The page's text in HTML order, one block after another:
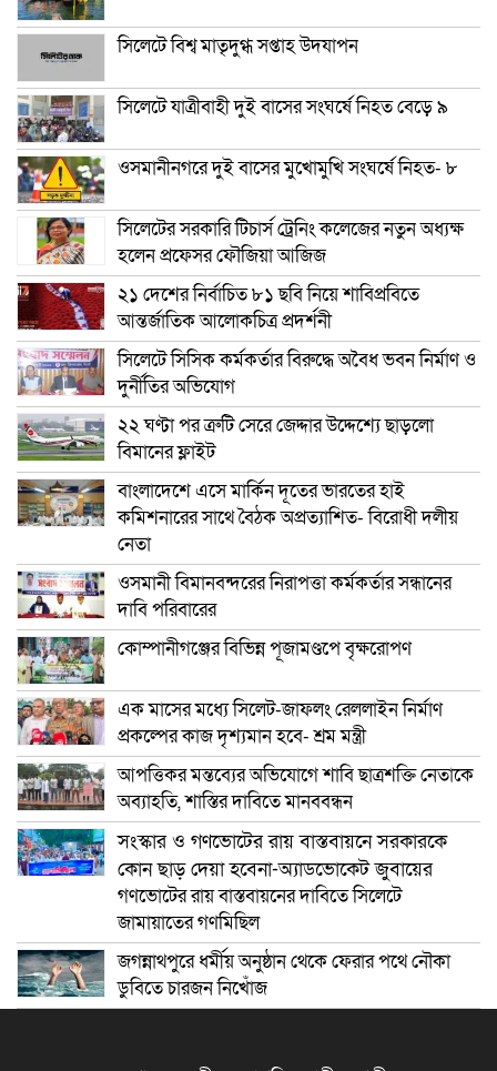
সিলেটে বিশ্ব মাতৃদুগ্ধ সপ্তাহ উদযাপন
সিলেটে যাত্রীবাহী দুই বাসের সংঘর্ষে নিহত বেড়ে ৯
ওসমানীনগরে দুই বাসের মুখোমুখি সংঘর্ষে নিহত- ৮
সিলেটের সরকারি টিচার্স ট্রেনিং কলেজের নতুন অধ্যক্ষ
হলেন প্রফেসর ফৌজিয়া আজিজ
২১ দেশের নির্বাচিত ৮১ ছবি নিয়ে শাবিপ্রবিতে
আন্তর্জাতিক আলোকচিত্র প্রদর্শনী
সিলেটে সিসিক কর্মকর্তার বিরুদ্ধে অবৈধ ভবন নির্মাণ ও
দুর্নীতির অভিযোগ
২২ ঘণ্টা পর ত্রুটি সেরে জেদ্দার উদ্দেশ্যে ছাড়লো
বিমানের ফ্লাইট
বাংলাদেশে এসে মার্কিন দূতের ভারতের হাই
কমিশনারের সাথে বৈঠক অপ্রত্যাশিত- বিরোধী দলীয়
নেতা
ওসমানী বিমানবন্দরের নিরাপত্তা কর্মকর্তার সন্ধানের
দাবি পরিবারের
কোম্পানীগঞ্জের বিভিন্ন পূজামণ্ডপে বৃক্ষরোপণ
এক মাসের মধ্যে সিলেট-জাফলং রেললাইন নির্মাণ
প্রকল্পের কাজ দৃশ্যমান হবে- শ্রম মন্ত্রী
আপত্তিকর মন্তব্যের অভিযোগে শাবি ছাত্রশক্তি নেতাকে
অব্যাহতি, শাস্তির দাবিতে মানববন্ধন
সংস্কার ও গণভোটের রায় বাস্তবায়নে সরকারকে
কোন ছাড় দেয়া হবেনা-অ্যাডভোকেট জুবায়ের
গণভোটের রায় বাস্তবায়নের দাবিতে সিলেটে
জামায়াতের গণমিছিল
জগন্নাথপুরে ধর্মীয় অনুষ্ঠান থেকে ফেরার পথে নৌকা
ডুবিতে চারজন নিখোঁজ